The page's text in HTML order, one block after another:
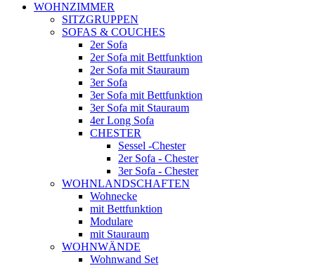
WOHNZIMMER
SITZGRUPPEN
SOFAS & COUCHES
2er Sofa
2er Sofa mit Bettfunktion
2er Sofa mit Stauraum
3er Sofa
3er Sofa mit Bettfunktion
3er Sofa mit Stauraum
4er Long Sofa
CHESTER
Sessel -Chester
2er Sofa - Chester
3er Sofa - Chester
WOHNLANDSCHAFTEN
Wohnecke
mit Bettfunktion
Modulare
mit Stauraum
WOHNWÄNDE
Wohnwand Set